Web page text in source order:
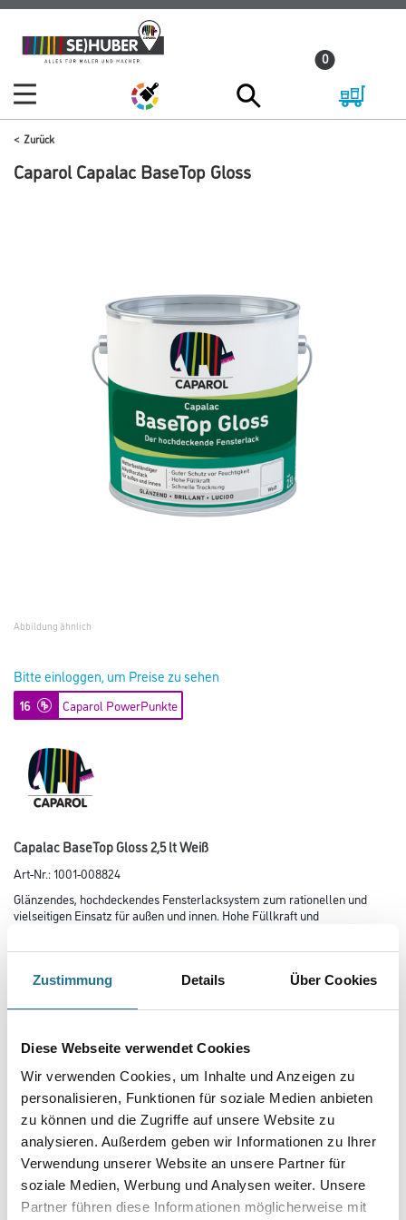
Zustimmung Details Über Cookies
Diese Webseite verwendet Cookies
Wir verwenden Cookies, um Inhalte und Anzeigen zu
personalisieren, Funktionen für soziale Medien anbieten
zu können und die Zugriffe auf unsere Website zu
analysieren. Außerdem geben wir Informationen zu Ihrer
Verwendung unserer Website an unsere Partner für
soziale Medien, Werbung und Analysen weiter. Unsere
Partner führen diese Informationen möglicherweise mit
Zum
Inhalt
Zum
Navigationsmenü
0
Zurück
Caparol Capalac BaseTop Gloss
Abbildung ähnlich
Bitte einloggen, um Preise zu sehen
16 Caparol PowerPunkte
Capalac BaseTop Gloss 2,5 lt Weiß
Art-Nr.:1001-008824
Glänzendes, hochdeckendes Fensterlacksystem zum rationellen und
vielseitigen Einsatz für außen und innen. Hohe Füllkraft und
Glanzgrad
Gebinde